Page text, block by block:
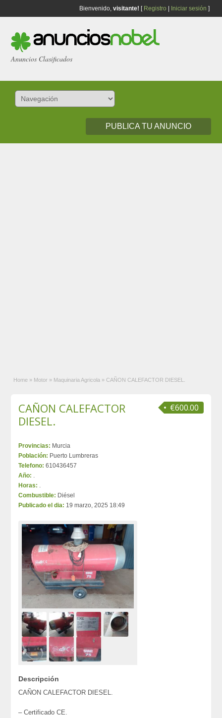
Bienvenido, visitante! [ Registro Iniciar sesión ]
Anuncios Clasificados
PUBLICA TU ANUNCIO
Home » Motor » Maquinaria Agricola » CAÑON CALEFACTOR DIESEL.
€600.00
CAÑON CALEFACTOR
DIESEL.
Provincias: Murcia
Población: Puerto Lumbreras
Telefono: 610436457
Año: .
Horas: .
Combustible: Diésel
Publicado el dia: 19 marzo, 2025 18:49
Descripción
CAÑON CALEFACTOR DIESEL.
– Certificado CE.